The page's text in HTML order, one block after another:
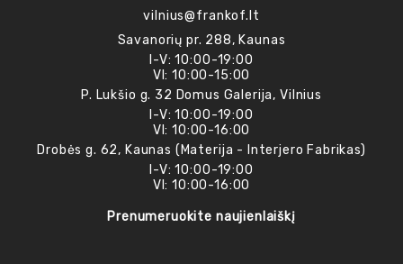
vilnius@frankof.lt
Savanorių pr. 288, Kaunas
I-V: 10:00-19:00
VI: 10:00-15:00
P. Lukšio g. 32 Domus Galerija, Vilnius
I-V: 10:00-19:00
VI: 10:00-16:00
Drobės g. 62, Kaunas (Materija - Interjero Fabrikas)
I-V: 10:00-19:00
VI: 10:00-16:00
Prenumeruokite naujienlaiškį